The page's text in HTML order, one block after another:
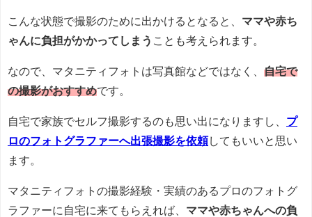
こんな状態で撮影のために出かけるとなると、 ママや赤ち
ゃんに負担がかかってしまう ことも考えられます。
なので、マタニティフォトは写真館などではなく、 自宅で
の撮影がおすすめです。
自宅で家族でセルフ撮影するのも思い出になりますし、 プ
ロのフォトグラファーへ出張撮影を依頼してもいいと思い
ます。
マタニティフォトの撮影経験・実績のあるプロのフォトグ
ラファーに自宅に来てもらえれば、 ママや赤ちゃんへの負